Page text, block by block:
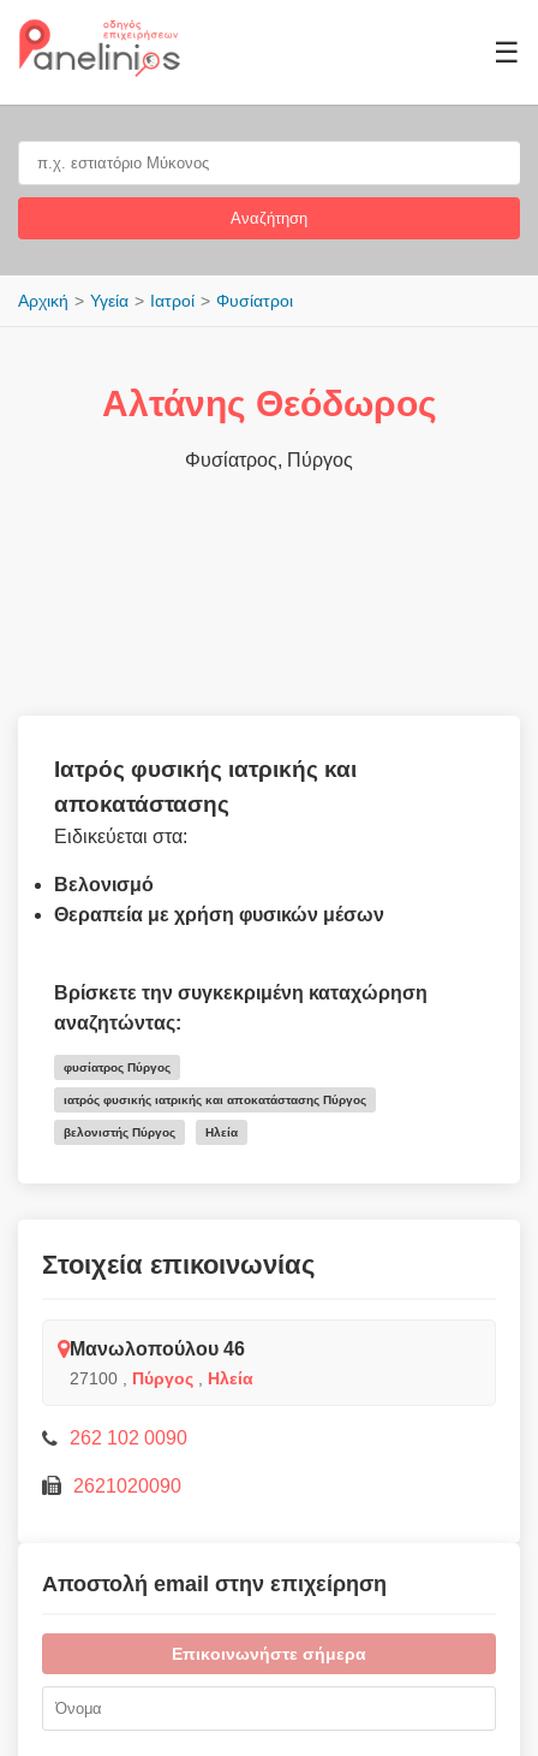
☰
Αναζήτηση
Αρχική Υγεία Ιατροί Φυσίατροι
Αλτάνης Θεόδωρος
Φυσίατρος, Πύργος
Iατρός φυσικής ιατρικής και
αποκατάστασης
Ειδικεύεται στα:
Βελονισμό
Θεραπεία με χρήση φυσικών μέσων
Βρίσκετε την συγκεκριμένη καταχώρηση
αναζητώντας:
φυσίατρος Πύργος
ιατρός φυσικής ιατρικής και αποκατάστασης Πύργος
βελονιστής Πύργος Ηλεία
Στοιχεία επικοινωνίας
Μανωλοπούλου 46
27100 Πύργος Ηλεία
262 102 0090
2621020090
Αποστολή email στην επιχείρηση
Επικοινωνήστε σήμερα